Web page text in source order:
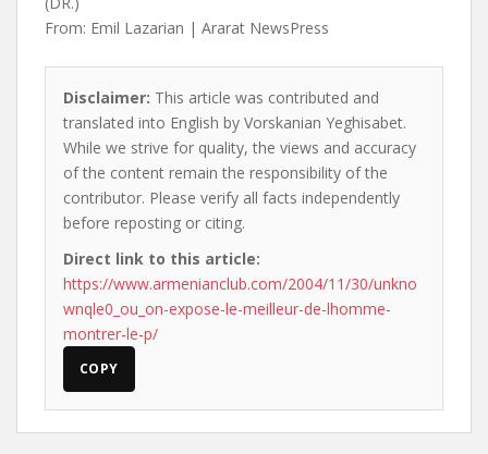
From: Emil Lazarian | Ararat NewsPress
Disclaimer: This article was contributed and
translated into English by Vorskanian Yeghisabet.
While we strive for quality, the views and accuracy
of the content remain the responsibility of the
contributor. Please verify all facts independently
before reposting or citing.
Direct link to this article:
https://www.armenianclub.com/2004/11/30/unkno
wnqle0_ou_on-expose-le-meilleur-de-lhomme-
montrer-le-p/
COPY